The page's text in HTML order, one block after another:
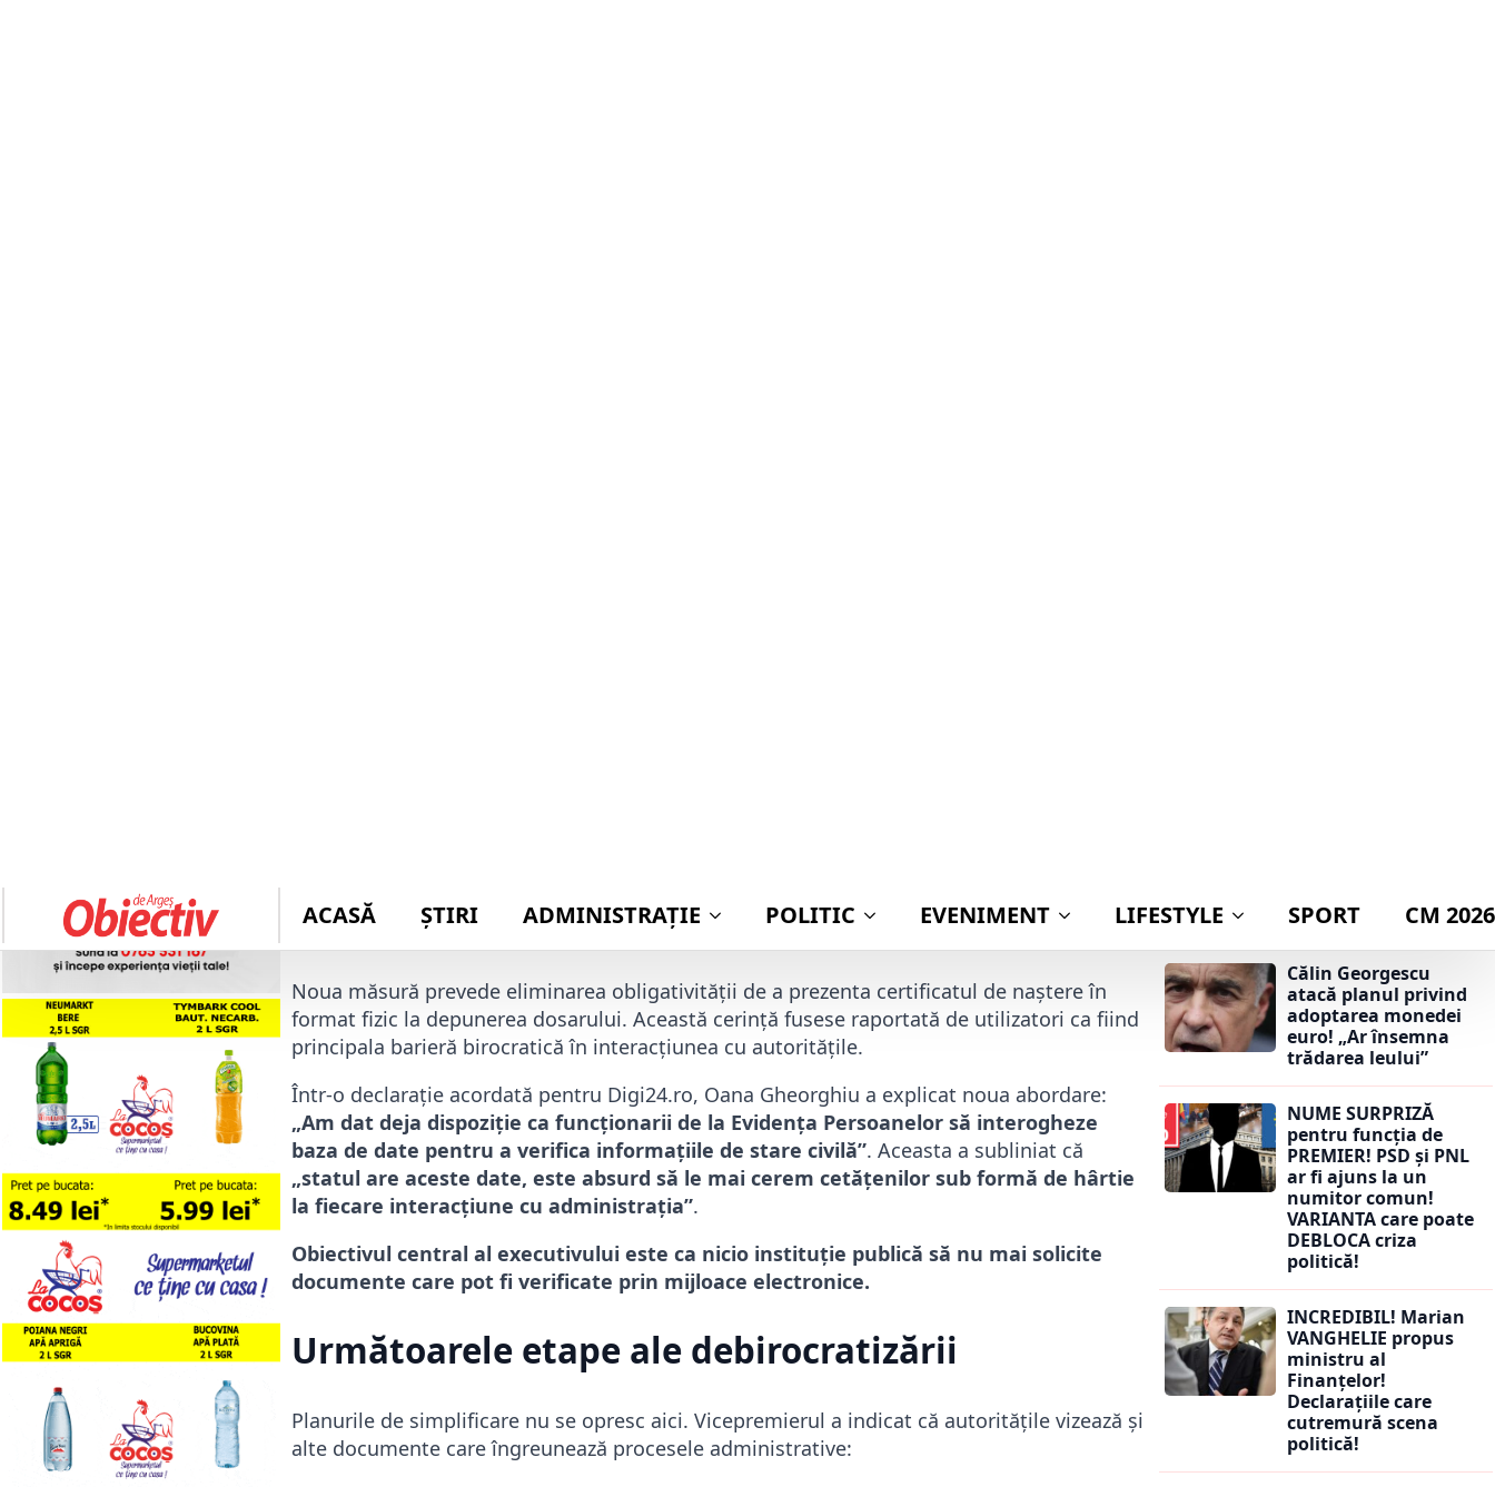
Eliminarea certificatului de naștere din dosar
Noua măsură prevede eliminarea obligativității de a prezenta certificatul de naștere în
format fizic la depunerea dosarului. Această cerință fusese raportată de utilizatori ca fiind
principala barieră birocratică în interacțiunea cu autoritățile.
Într-o declarație acordată pentru Digi24.ro, Oana Gheorghiu a explicat noua abordare:
„Am dat deja dispoziție ca funcționarii de la Evidența Persoanelor să interogheze
baza de date pentru a verifica informațiile de stare civilă”. Aceasta a subliniat că
„statul are aceste date, este absurd să le mai cerem cetățenilor sub formă de hârtie
la fiecare interacțiune cu administrația”.
Obiectivul central al executivului este ca nicio instituție publică să nu mai solicite
documente care pot fi verificate prin mijloace electronice.
Următoarele etape ale debirocratizării
Planurile de simplificare nu se opresc aici. Vicepremierul a indicat că autoritățile vizează și
alte documente care îngreunează procesele administrative:
specialiștii SRI
Călin Georgescu
atacă planul privind
adoptarea monedei
euro! „Ar însemna
trădarea leului”
NUME SURPRIZĂ
pentru funcția de
PREMIER! PSD și PNL
ar fi ajuns la un
numitor comun!
VARIANTA care poate
DEBLOCA criza
politică!
INCREDIBIL! Marian
VANGHELIE propus
ministru al
Finanțelor!
Declarațiile care
cutremură scena
politică!